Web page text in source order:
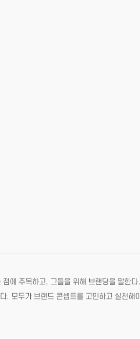
에 주목하고, 그들을 위해 브랜딩을 말한
모두가 브랜드 콘셉트를 고민하고 실천해